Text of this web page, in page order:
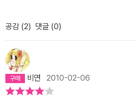
풀어내야 할 숙제가 된다. 그리고 다시 만
야기 딴 이야기지만 어릴적 전학을 5번을
했던 경험들이 어쩌면 누구에게도 정을 주
을 수 있는 방법이라는 것을 일찍 알게 해줬
만 남기엔 너무 가까우면서도 너무 멀리
소설은 앤드류 포터의 소설집에 수록된 '강
은 전존재로받아들였던 부모를 떠나고말
로 딸이 힘들어할 것을 걱정하는친정 아버
로 둘째를 임신하고 있는 딸을 안타까워하
지시 조언하고 손자를 위해 딸을 위해 예쁜
의 일원이 되는 것을이제는피하고 싶다고
담하고 평범한 풍경 속에는 과장되지 않은
세심한관찰이 있어 숨을 멈추게 된다. 바쁘
두려운 일들이 기다리고 있는. (210쪽)죽
찍한 건 없었어. 그 이후에 오는 허탈감은
는 건 서로에게 분명했다. 몇십 년 동안 보
았지만 뭔가 귀중한게 거기 있음을 느꼈다.
대로 방치되어서는 안 되고, 분명 정성을 다
고 있었다. (376쪽)
치장도 없이, 꾸밈도 없는 글에서 느껴지는
이 좋았다. 있는 그대로의 일상과 보일 듯
에서 녹아나는 삶이 좋았다. 소설에대해
을 떠나 타국에서 정착하는 이민자, 그리고
등을 담고 있다.인도적 생활방식을 기본으
그들이다.8편의 단편엔우리에게 익숙한많
좋은 사람은 연인이기도 했고, 가족이기도
공감 (2) 댓글 (0)
비연 2010-02-06